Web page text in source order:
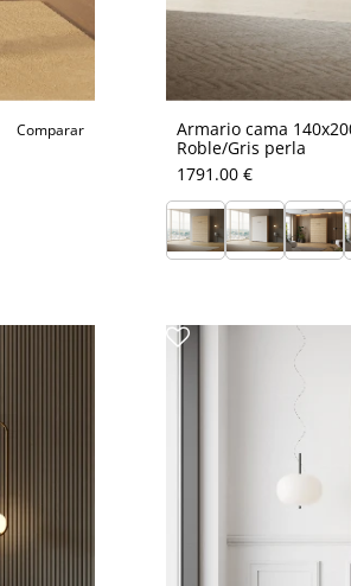
Comparar
Armario cama
Roble/Gris perla
1791.00 €